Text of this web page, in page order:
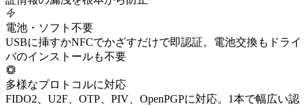
電池・ソフト不要
USBに挿すかNFCでかざすだけで即認証。電池交換もドライ
バのインストールも不要
多様なプロトコルに対応
FIDO2、U2F、OTP、PIV、OpenPGPに対応。1本で幅広い認